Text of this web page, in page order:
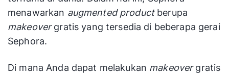
menawarkan augmented product berupa
makeovergratis yang tersedia di beberapa gerai
Sephora.
Di mana Anda dapat melakukan makeovergratis